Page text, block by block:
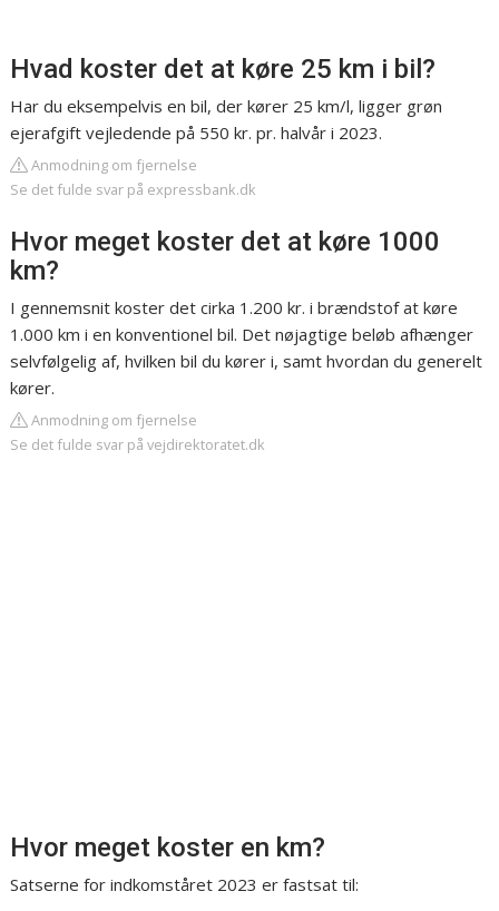
Hvad koster det at køre 25 km i bil?
Har du eksempelvis en bil, der kører 25 km/l, ligger grøn
ejerafgift vejledende på 550 kr. pr. halvår i 2023.
Anmodning om fjernelse
Se det fulde svar på expressbank.dk
Hvor meget koster det at køre 1000
km?
I gennemsnit koster det cirka 1.200 kr. i brændstof at køre
1.000 km i en konventionel bil. Det nøjagtige beløb afhænger
selvfølgelig af, hvilken bil du kører i, samt hvordan du generelt
kører.
Anmodning om fjernelse
Se det fulde svar på vejdirektoratet.dk
Hvor meget koster en km?
Satserne for indkomståret 2023 er fastsat til: